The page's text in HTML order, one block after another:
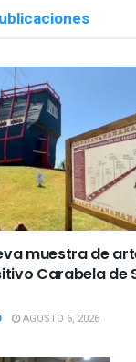
muestra de
Carabela de
AGOSTO 6, 2026